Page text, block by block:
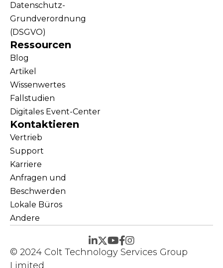
Datenschutz-
Grundverordnung
(DSGVO)
Ressourcen
Blog
Artikel
Wissenwertes
Fallstudien
Digitales Event-Center
Kontaktieren
Vertrieb
Support
Karriere
Anfragen und
Beschwerden
Lokale Büros
Andere
© 2024 Colt Technology Services Group
Limited